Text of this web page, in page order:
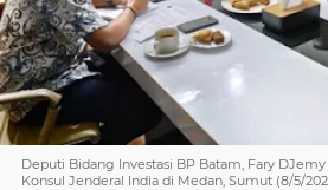
Deputi Bidang Investasi BP Batam, Fary
Konsul Jenderal India di Medan, Sumut (8/5/